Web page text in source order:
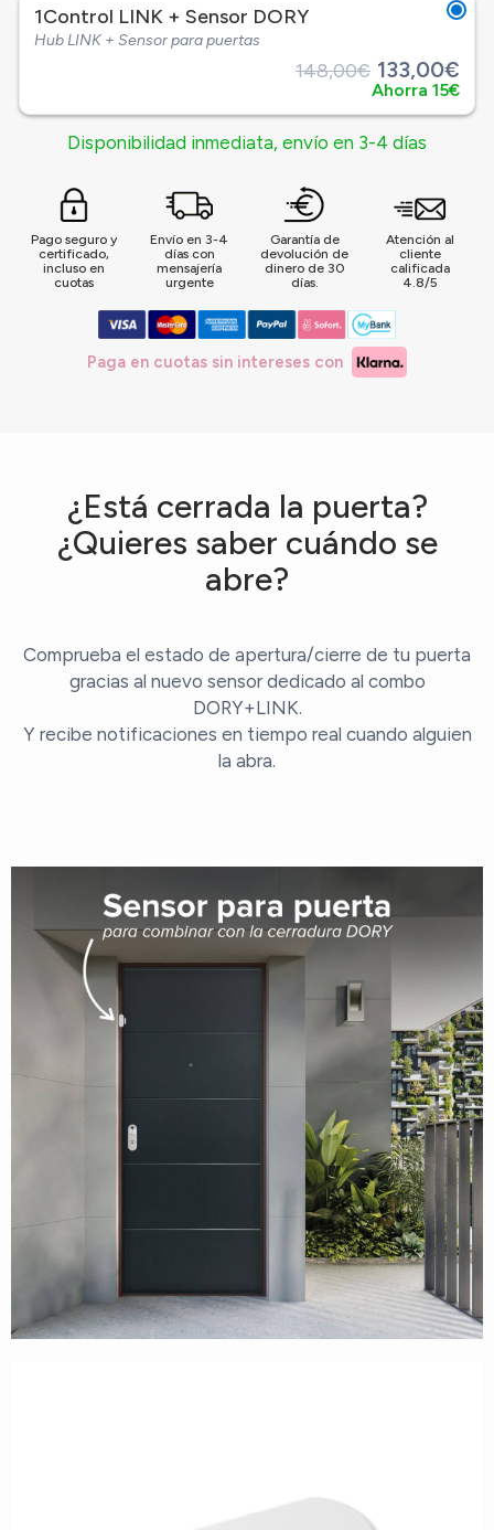
1Control LINK + Sensor DORY
Hub LINK + Sensor para puertas
148,00€ 133,00€
Ahorra 15€
Disponibilidad inmediata, envío en 3-4 días
Pago seguro y
certificado,
incluso en
cuotas
Envío en 3-4
días con
mensajería
urgente
Garantía de
devolución de
dinero de 30
días.
Atención al
cliente
calificada
4.8/5
Paga en cuotas sin intereses con
¿Está cerrada la puerta?
¿Quieres saber cuándo se
abre?
Comprueba el estado de apertura/cierre de tu puerta
gracias al nuevo sensor dedicado al combo
DORY+LINK.
Y recibe notificaciones en tiempo real cuando alguien
la abra.